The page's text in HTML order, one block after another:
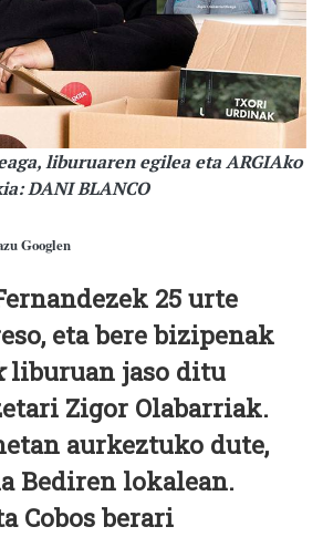
liburuaren egilea eta ARGIAko
DANI BLANCO
Googlen
25 urte
eta bere bizipenak
liburuan jaso ditu
Zigor Olabarriak.
aurkeztuko dute,
Bediren lokalean.
Cobos berari